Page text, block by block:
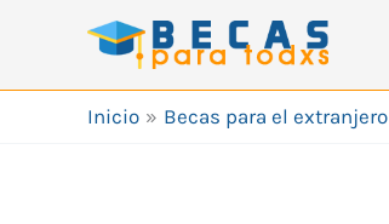
Inicio Becas para el extranjero